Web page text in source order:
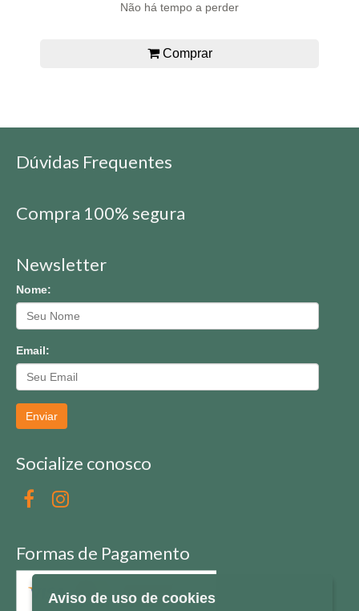
Não há tempo a perder
Comprar
Dúvidas Frequentes
Compra 100% segura
Newsletter
Nome:
Email:
Enviar
Socialize conosco
Formas de Pagamento
Aviso de uso de cookies